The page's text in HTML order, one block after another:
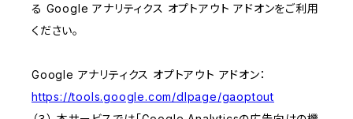
る Google アナリティクス オプトアウト アドオンをご利用
ください。
Google アナリティクス オプトアウト アドオン：
https://tools.google.com/dlpage/gaoptout